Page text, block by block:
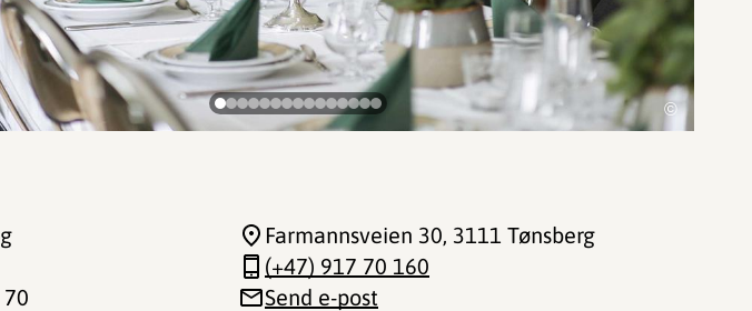
©
Farmannsveien 30, 3111 Tønsberg
(+47) 917 70 160
Send e-post